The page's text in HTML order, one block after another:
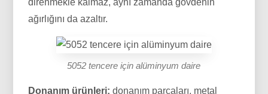
direnmekle kalmaz, aynı zamanda gövdenin
ağırlığını da azaltır.
5052 tencere için alüminyum daire
Donanım ürünleri: donanım parçaları, metal